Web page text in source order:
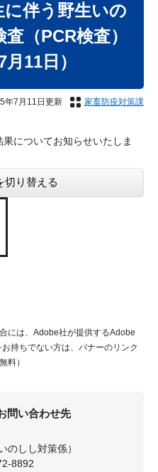
に伴う野生いの
（PCR検査）
11日）
年7月11日更新 家畜防疫対策課
についてお知らせいたしま
切り替える
には、Adobe社が提供するAdobe
持ちでない方は、バナーのリンク
料）
問い合わせ先
のしし対策係）
8892